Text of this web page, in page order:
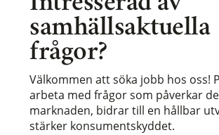
samhällsaktuella
frågor?
Välkommen att söka jobb hos oss!
arbeta med frågor som påverkar
marknaden, bidrar till en hållbar
stärker konsumentskyddet.